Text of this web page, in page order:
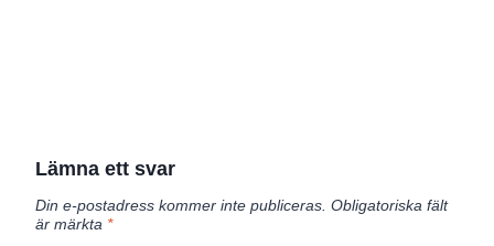
Lämna ett svar
Din e-postadress kommer inte publiceras. Obligatoriska fält
är märkta *